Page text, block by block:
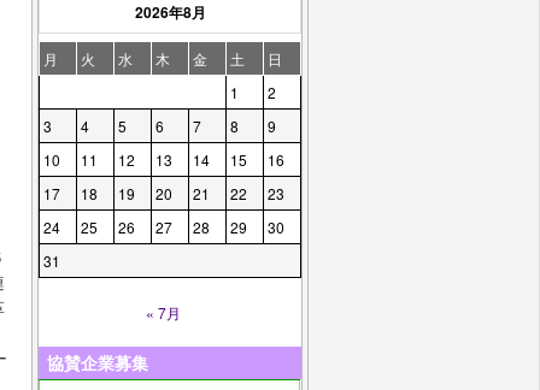
2026年8月
月 火 水 木 金 土
日
1
2
3
4 5 6 7 8
9
10
11 12 13 14 15
16
17
18 19 20 21 22
23
24
25 26 27 28 29
30
31
« 7月
協賛企業募集